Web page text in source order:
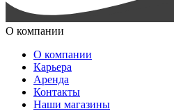
О компании
О компании
Карьера
Аренда
Контакты
Наши магазины